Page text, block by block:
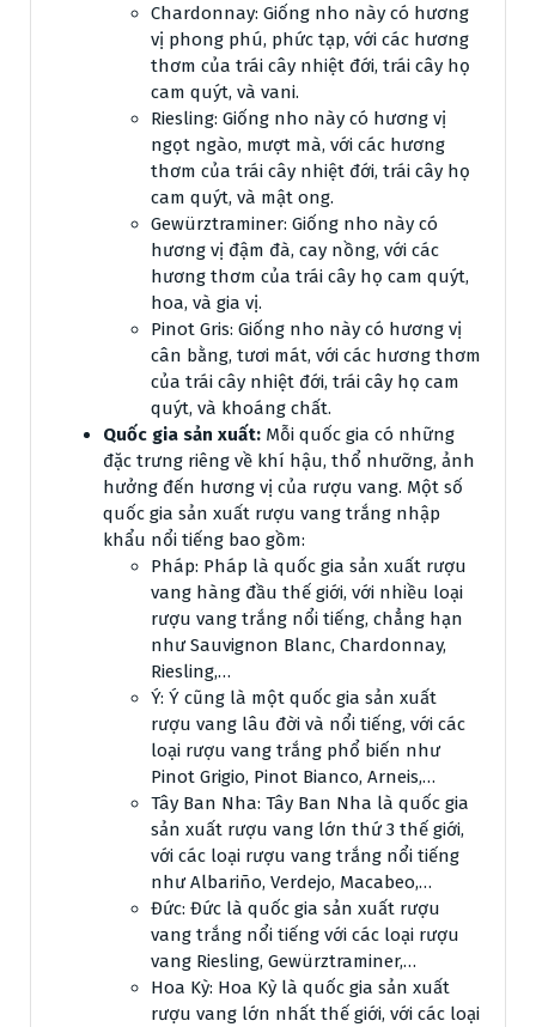
Chardonnay: Giống nho này có hương
vị phong phú, phức tạp, với các hương
thơm của trái cây nhiệt đới, trái cây họ
cam quýt, và vani.
Riesling: Giống nho này có hương vị
ngọt ngào, mượt mà, với các hương
thơm của trái cây nhiệt đới, trái cây họ
cam quýt, và mật ong.
Gewürztraminer: Giống nho này có
hương vị đậm đà, cay nồng, với các
hương thơm của trái cây họ cam quýt,
hoa, và gia vị.
Pinot Gris: Giống nho này có hương vị
cân bằng, tươi mát, với các hương thơm
của trái cây nhiệt đới, trái cây họ cam
quýt, và khoáng chất.
Quốc gia sản xuất: Mỗi quốc gia có những
đặc trưng riêng về khí hậu, thổ nhưỡng, ảnh
hưởng đến hương vị của rượu vang. Một số
quốc gia sản xuất rượu vang trắng nhập
khẩu nổi tiếng bao gồm:
Pháp: Pháp là quốc gia sản xuất rượu
vang hàng đầu thế giới, với nhiều loại
rượu vang trắng nổi tiếng, chẳng hạn
như Sauvignon Blanc, Chardonnay,
Riesling,…
Ý: Ý cũng là một quốc gia sản xuất
rượu vang lâu đời và nổi tiếng, với các
loại rượu vang trắng phổ biến như
Pinot Grigio, Pinot Bianco, Arneis,…
Tây Ban Nha: Tây Ban Nha là quốc gia
sản xuất rượu vang lớn thứ 3 thế giới,
với các loại rượu vang trắng nổi tiếng
như Albariño, Verdejo, Macabeo,…
Đức: Đức là quốc gia sản xuất rượu
vang trắng nổi tiếng với các loại rượu
vang Riesling, Gewürztraminer,…
Hoa Kỳ: Hoa Kỳ là quốc gia sản xuất
rượu vang lớn nhất thế giới, với các loại